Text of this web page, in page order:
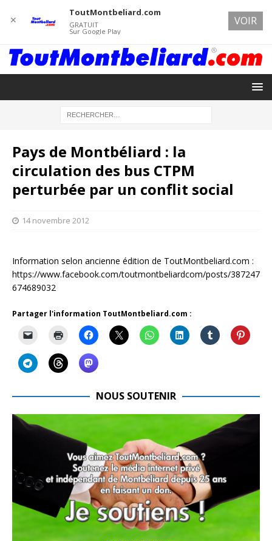
Pays de Montbéliard : la
circulation des bus CTPM
perturbée par un conflit social
14 novembre 2012
Information selon ancienne édition de ToutMontbeliard.com :
https://www.facebook.com/toutmontbeliardcom/posts/387247
674689032
Partager l'information ToutMontbeliard.com :
NOUS SOUTENIR
✕
ToutMontbeliard.com
GRATUIT
Sur Google Play
VOIR